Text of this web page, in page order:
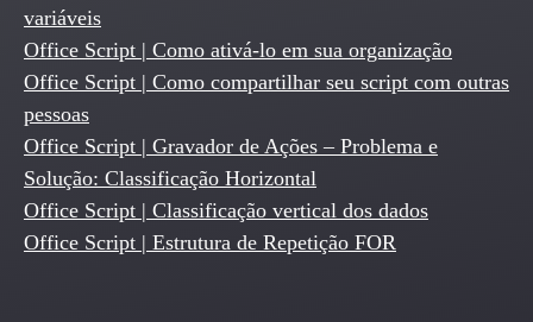
variáveis
Office Script | Como ativá-lo em sua organização
Office Script | Como compartilhar seu script com outras
pessoas
Office Script | Gravador de Ações – Problema e
Solução: Classificação Horizontal
Office Script | Classificação vertical dos dados
Office Script | Estrutura de Repetição FOR